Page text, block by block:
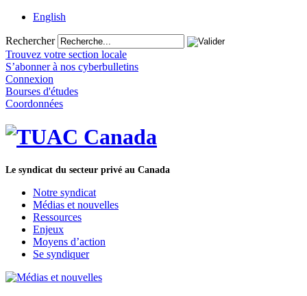
English
Rechercher
Trouvez votre section locale
S’abonner à nos cyberbulletins
Connexion
Bourses d'études
Coordonnées
Le syndicat du secteur privé au Canada
Notre syndicat
Médias et nouvelles
Ressources
Enjeux
Moyens d’action
Se syndiquer